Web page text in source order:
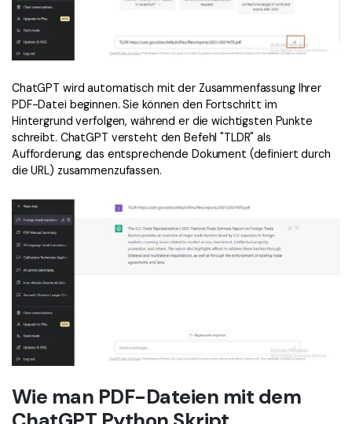
ChatGPT wird automatisch mit der Zusammenfassung Ihrer
PDF-Datei beginnen. Sie können den Fortschritt im
Hintergrund verfolgen, während er die wichtigsten Punkte
schreibt. ChatGPT versteht den Befehl "TLDR" als
Aufforderung, das entsprechende Dokument (definiert durch
die URL) zusammenzufassen.
Wie man PDF-Dateien mit dem